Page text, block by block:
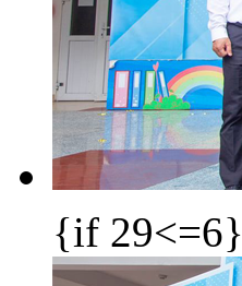
{if 29<=6}